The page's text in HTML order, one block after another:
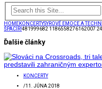
HOMEKONCERTYSYROVÉ EMOCE A
ŠPACÍR!481999682 1186558276162007
Ďalšie články
KONCERTY
/11. JÚNA 2018